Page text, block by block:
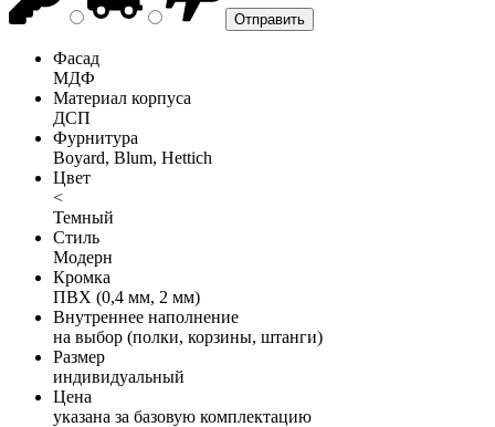
Фасад
МДФ
Материал корпуса
ДСП
Фурнитура
Boyard, Blum, Hettich
Цвет
<
Темный
Стиль
Модерн
Кромка
ПВХ (0,4 мм, 2 мм)
Внутреннее наполнение
на выбор (полки, корзины, штанги)
Размер
индивидуальный
Цена
указана за базовую комплектацию